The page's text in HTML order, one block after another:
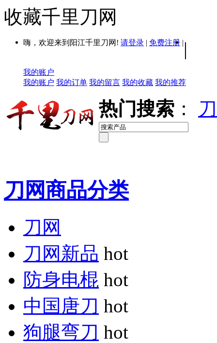
收藏千里刀网
嗨，欢迎来到阳江千里刀网! 请登录 | 免费注册 | |
我的账户
我的账户 我的订单 我的留言 我的收藏 我的推荐
热门搜索 ：
刀网商品分类
刀网
刀网新品 hot
防身电棍 hot
中国唐刀 hot
狗腿弯刀 hot